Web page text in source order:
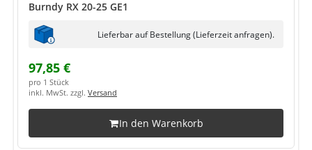
Burndy RX 20-25 GE1
Lieferbar auf Bestellung (Lieferzeit anfragen).
97,85 €
pro 1 Stück
inkl. MwSt. zzgl. Versand
In den Warenkorb